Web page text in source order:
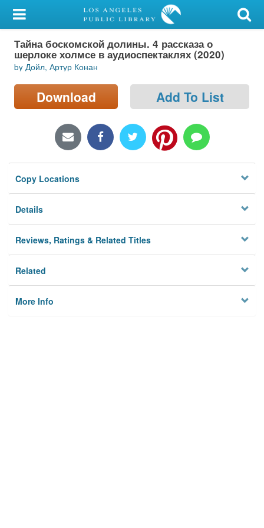
My Account
Library Card
Sign In
Search
Locations/Hours (external
Privacy
Тайна боскомской долины. 4 рассказа о
шерлоке холмсе в аудиоспектаклях (2020)
by Дойл, Артур Конан
Download Add To List
Copy Locations
Details
Reviews, Ratings & Related Titles
Related
More Info